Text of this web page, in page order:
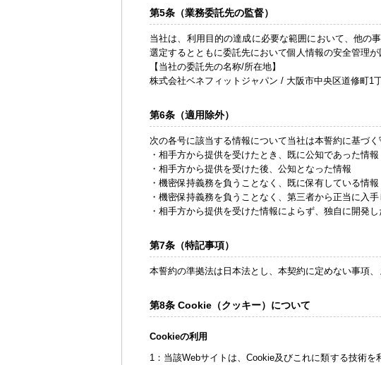
第5条（業務委託先の監督）
当社は、利用目的の達成に必要な範囲において、他の
選定するとともに委託先において個人情報の安全管理
【当社の委託先の名称/所在地】
株式会社ベネフィットジャパン / 大阪市中央区道修町1
第6条（適用除外）
次の各号に該当する情報について当社は本誓約に基づく
・相手方から提供を受けたとき、既に公知であった情報
・相手方から提供を受けた後、公知となった情報
・機密保持義務を負うことなく、既に保有している情報
・機密保持義務を負うことなく、第三者から正当に入
・相手方から提供を受けた情報によらず、独自に開発し
第7条（特記事項）
本誓約の準拠法は日本法とし、本契約に定めない事項
第8条 Cookie（クッキー）について
Cookieの利用
1：当該Webサイトは、Cookie及びこれに類する技術